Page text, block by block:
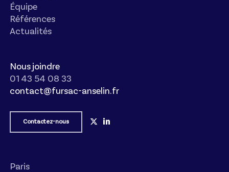
Équipe
Références
Actualités
Nous joindre
01 43 54 08 33
contact@fursac-anselin.fr
Contactez-nous
Paris